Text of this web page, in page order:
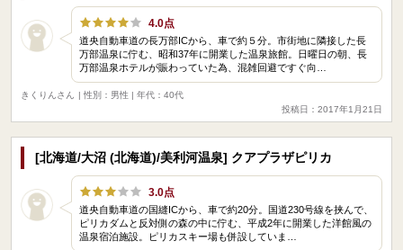
4.0点
道央自動車道の長万部ICから、車で約５分。市街地に隣接した長
万部温泉に佇む、昭和37年に開業した温泉旅館。日曜日の朝、長
万部温泉ホテルが賑わっていた為、混雑回避ですぐ向…
きくりんさん
| 性別：男性 | 年代：40代
投稿日：2017年1月21日
[北海道/大沼 (北海道)/美利河温泉] クアプラザピリカ
3.0点
道央自動車道の国縫ICから、車で約20分。国道230号線を挟んで、
ピリカダムと反対側の森の中に佇む、平成2年に開業した洋館風の
温泉宿泊施設。ピリカスキー場も併設していま…